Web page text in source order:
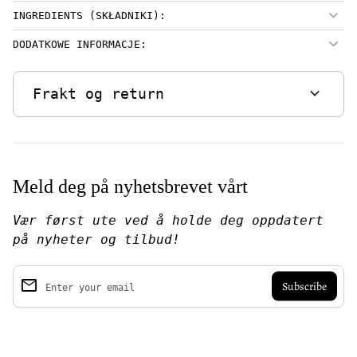
INGREDIENTS (SKŁADNIKI):
DODATKOWE INFORMACJE:
Frakt og return expand_more
Meld deg på nyhetsbrevet vårt
Vær først ute ved å holde deg oppdatert
på nyheter og tilbud!
Enter your email
email